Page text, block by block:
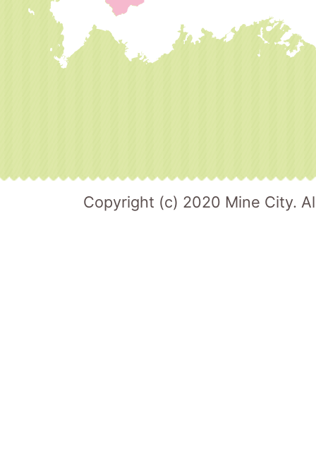
Copyright (c) 2020 Mine City.